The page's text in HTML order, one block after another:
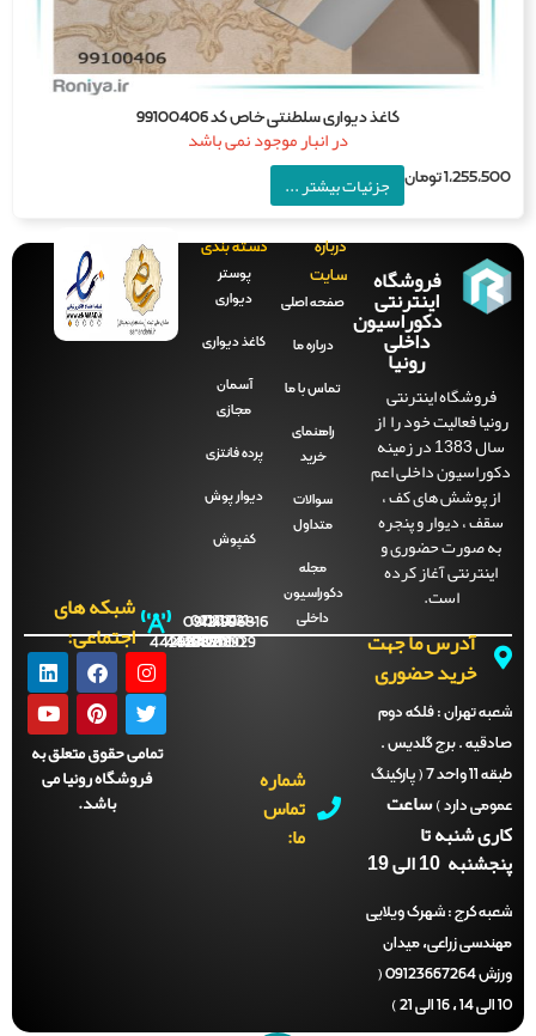
کاغذ دیواری سلطنتی خاص کد 99100406
در انبار موجود نمی باشد
تومان جزئیات بیشتر ...
فروشگاه
اینترنتی
دکوراسیون
داخلی
رونیا
فروشگاه اینترنتی
فعالیت خود را از
سال 1383 در زمینه
داخلی اعم
پوشش های کف ،
، دیوار و پنجره
صورت حضوری و
آغاز کرده
درباره
سایت
صفحه‌ اصلی
درباره ما
تماس با ما
راهنمای
دکوراسیون
دسته بندی
دیواری
کاغذ دیواری
آسمان
پرده فانتزی
دیوار پوش
کفپوش
آدرس ما جهت
خرید حضوری
تهران :فلکه دوم
. برج گلدیس .
طبقه 11 واحد 7 ( پارکینگ
دارد )ساعت
شنبه تا
10 الی 19
کرج :شهرک ویلایی
زراعی، میدان
ورزش 09123667264 (
شماره
تماس
09121996816
021-
44288929
021-
44288700
021-
44288701
021-
44288702
شبکه های
اجتماعی:
تمامی حقوق متعلق به
فروشگاه رونیا می